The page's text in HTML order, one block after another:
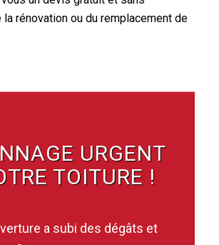
rénovation ou du remplacement de
URGENT
TOITURE !
a subi des dégâts et